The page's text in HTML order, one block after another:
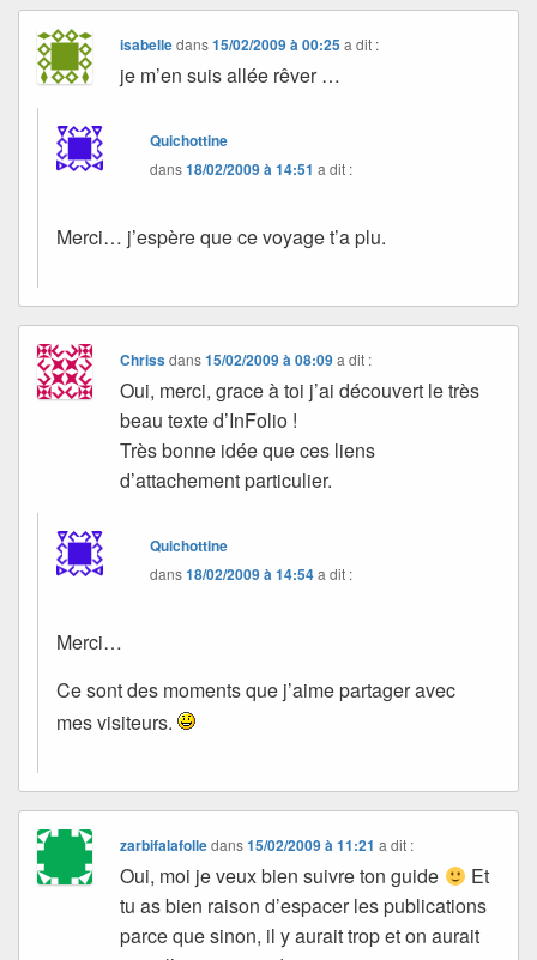
isabelledans15/02/2009 à 00:25 a dit :
je m’en suis allée rêver …
Quichottine
dans18/02/2009 à 14:51 a dit :
Merci… j’espère que ce voyage t’a plu.
Chrissdans15/02/2009 à 08:09 a dit :
Oui, merci, grace à toi j’ai découvert le très
beau texte d’InFolio !
Très bonne idée que ces liens
d’attachement particulier.
Quichottine
dans18/02/2009 à 14:54a dit :
Merci…
Ce sont des moments que j’aime partager avec
mes visiteurs.
zarbifalafolledans15/02/2009 à 11:21 a dit :
Oui, moi je veux bien suivre ton guide
Et
tu as bien raison d’espacer les publications
parce que sinon, il y aurait trop et on aurait